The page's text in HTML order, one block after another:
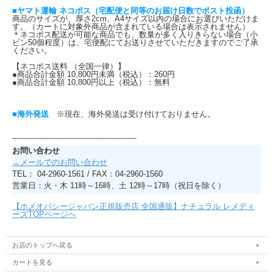
■ヤマト運輸 ネコポス（宅配便と同等のお届け日数でポスト投函）
商品のサイズが、厚さ2cm、A4サイズ以内の場合にお選びいただけま
す。（カートに対象外商品が含まれている場合は表示されません）
＊ネコポス配送が可能な商品でも、数量が多く入りきらない場合（小
ビン50個程度）は、宅便配にてお送りさせていただきますのでご了承
ください。
【ネコポス送料 （全国一律）】
●商品合計金額 10,800円未満（税込）：260円
●商品合計金額 10,800円以上（税込）：無料
■海外発送 ※現在、海外発送は受け付けておりません。
---------------------------------------------------
お問い合わせ
→メールでのお問い合わせ
TEL： 04-2960-1561 / FAX：04-2960-1560
営業日：火・木 11時～16時、土 12時～17時（祝日を除く）
【ホメオパシージャパン正規販売店 全国通販】ナチュラル レメディ
ーズTOPページへ
お店のトップへ戻る
カートを見る